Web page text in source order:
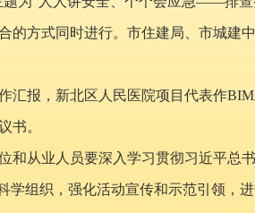
的方式同时进行。市住建局、市城建
汇报，新北区人民医院项目代表作
书。
和从业人员要深入学习贯彻习近平总
学组织，强化活动宣传和示范引领，